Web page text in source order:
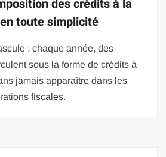
des crédits à la
toute simplicité
: chaque année, des
sous la forme de crédits à
jamais apparaître dans les
fiscales.